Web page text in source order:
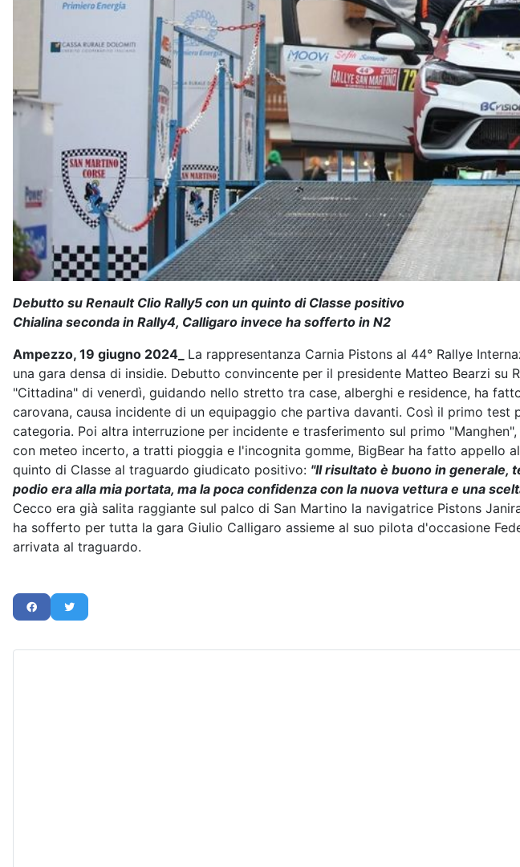
Debutto su Renault Clio Rally5 con un quinto di Classe positivo
Chialina seconda in Rally4, Calligaro invece ha sofferto in N2
Ampezzo, 19 giugno 2024_ La rappresentanza Carnia Pistons al 44° Rallye
una gara densa di insidie. Debutto convincente per il presidente Matteo Bearzi
"Cittadina" di venerdì, guidando nello stretto tra case, alberghi e residence, ha
carovana, causa incidente di un equipaggio che partiva davanti. Così il primo
categoria. Poi altra interruzione per incidente e trasferimento sul primo
con meteo incerto, a tratti pioggia e l'incognita gomme, BigBear ha fatto appello
quinto di Classe al traguardo giudicato positivo: "Il risultato è buono in generale,
podio era alla mia portata, ma la poca confidenza con la nuova vettura e una
Cecco era già salita raggiante sul palco di San Martino la navigatrice Pistons
ha sofferto per tutta la gara Giulio Calligaro assieme al suo pilota d'occasione
arrivata al traguardo.